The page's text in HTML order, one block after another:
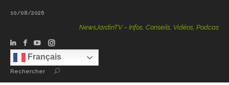
10/08/2026
NewsJardinTV – Infos, Conseils, Vidéos, Podcasts – 100
Français
Rechercher